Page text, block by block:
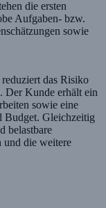
die ersten
Aufgaben- bzw.
sowie
das Risiko
Der Kunde erhält ein
sowie eine
Budget. Gleichzeitig
belastbare
und die weitere